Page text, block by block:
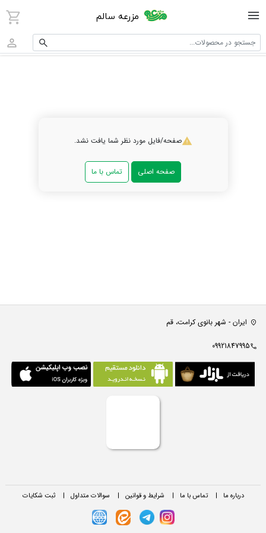
مزرعه سالم
جستجو در محصولات...
صفحه/فایل مورد نظر شما یافت نشد.
صفحه اصلی تماس با ما
ایران - شهر بانوی کرامت، قم
09921847995
درباره ما | تماس با ما | شرایط و قوانین | سوالات متداول | ثبت شکایات